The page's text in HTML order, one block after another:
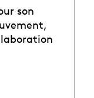
son